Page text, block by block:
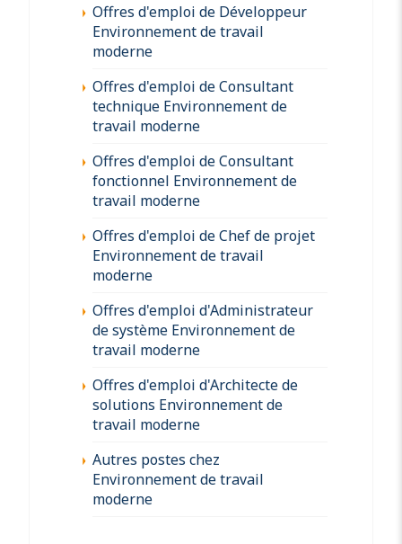
Offres d'emploi de Développeur
Environnement de travail
moderne
Offres d'emploi de Consultant
technique Environnement de
travail moderne
Offres d'emploi de Consultant
fonctionnel Environnement de
travail moderne
Offres d'emploi de Chef de projet
Environnement de travail
moderne
Offres d'emploi d'Administrateur
de système Environnement de
travail moderne
Offres d'emploi d'Architecte de
solutions Environnement de
travail moderne
Autres postes chez
Environnement de travail
moderne